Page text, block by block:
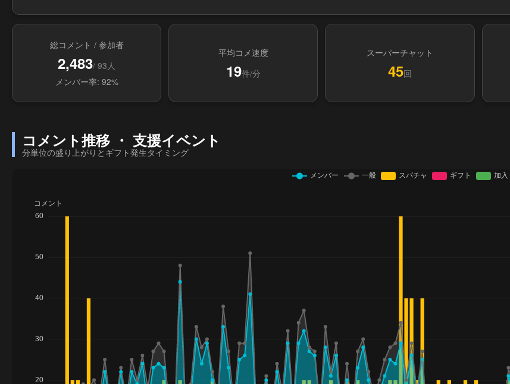
総コメント / 参加者
2,483/ 93人
メンバー率: 92%
平均コメ速度
19件/分
スーパーチャット
45回
コメント推移 ・ 支援イベント
分単位の盛り上がりとギフト発生タイミング